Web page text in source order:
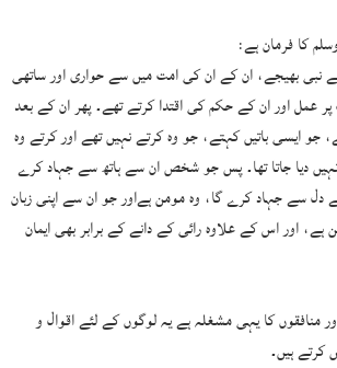
کا فرمان ہے:
نبی بھیجے، ان کے ان کی امت میں سے حواری اور ساتھی
عمل اور ان کے حکم کی اقتدا کرتے تھے۔ پھر ان کے بعد
جو ایسی باتیں کہتے، جو وہ کرتے نہیں تھے اور کرتے وہ
دیا جاتا تھا۔ پس جو شخص ان سے ہاتھ سے جہاد کرے
دل سے جہاد کرے گا، وہ مومن ہےاور جو ان سے اپنی زبان
اور اس کے علاوہ رائی کے دانے کے برابر بھی ایمان
منافقوں کا یہی مشغلہ ہے یہ لوگوں کے لئے اقوال و
کرتے ہیں۔